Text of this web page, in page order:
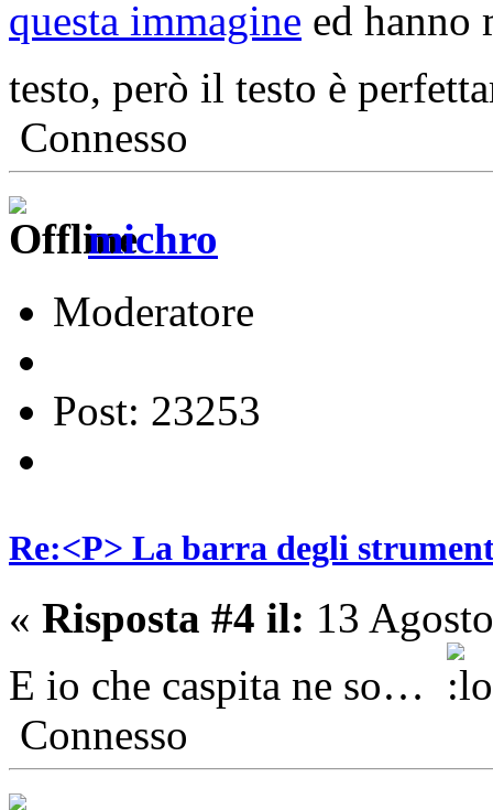
questa immagine ed hanno
testo, però il testo è
Connesso
michro
Moderatore
Post: 23253
Re:<P> La barra degli
« Risposta #4 il: 13
E io che caspita ne so…
Connesso